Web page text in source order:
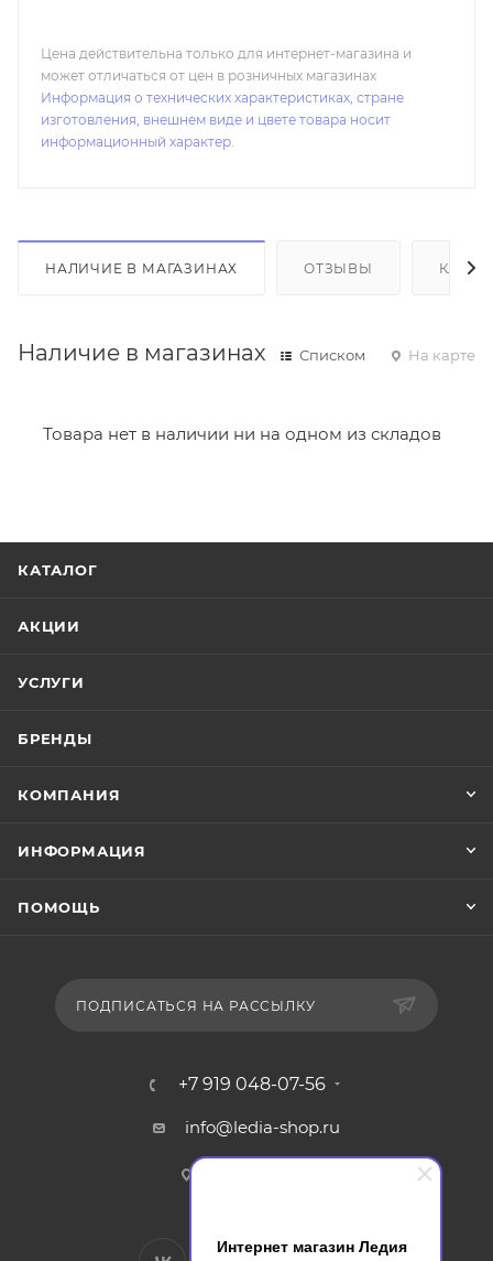
Интернет магазин Ледия
Цена действительна только для интернет-магазина и
может отличаться от цен в розничных магазинах
Информация о технических характеристиках, стране
изготовления, внешнем виде и цвете товара носит
информационный характер.
НАЛИЧИЕ В МАГАЗИНАХ ОТЗЫВЫ КАК
Наличие в магазинах Списком На карте
Товара нет в наличии ни на одном из складов
КАТАЛОГ
АКЦИИ
УСЛУГИ
БРЕНДЫ
КОМПАНИЯ
ИНФОРМАЦИЯ
ПОМОЩЬ
ПОДПИСАТЬСЯ НА РАССЫЛКУ
+7 919 048-07-56
info@ledia-shop.ru